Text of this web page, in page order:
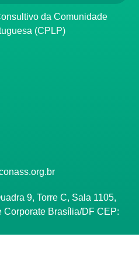
(CPLP)
9, Torre C, Sala 1105,
Corporate Brasília/DF CEP: